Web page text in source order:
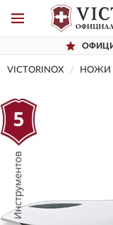
VICTORINOX НОЖИ